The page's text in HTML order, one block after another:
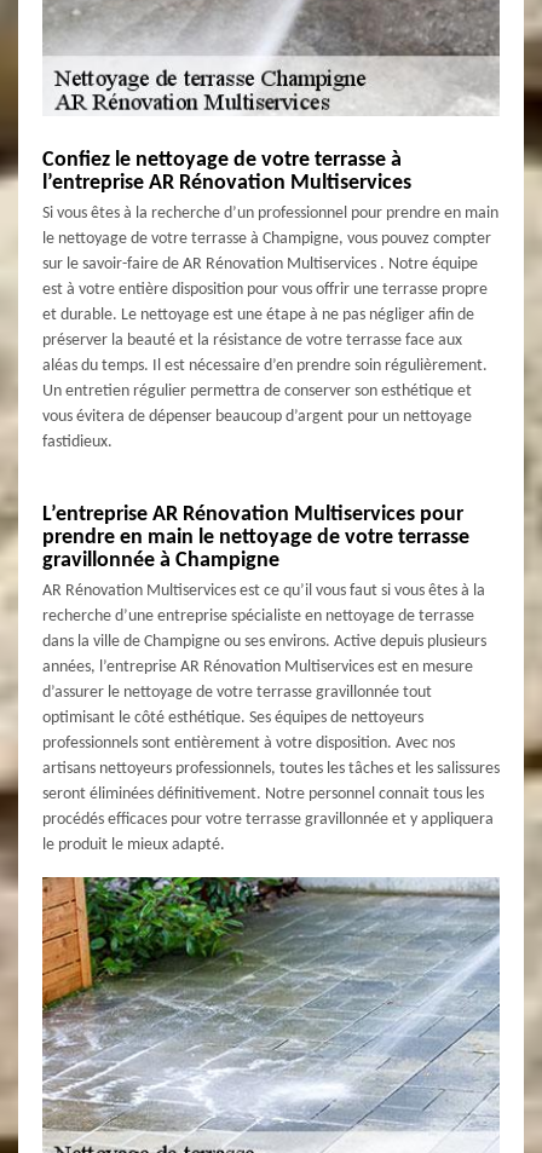
Confiez le nettoyage de votre terrasse à
l’entreprise AR Rénovation Multiservices
Si vous êtes à la recherche d’un professionnel pour prendre en main
le nettoyage de votre terrasse à Champigne, vous pouvez compter
sur le savoir-faire de AR Rénovation Multiservices . Notre équipe
est à votre entière disposition pour vous offrir une terrasse propre
et durable. Le nettoyage est une étape à ne pas négliger afin de
préserver la beauté et la résistance de votre terrasse face aux
aléas du temps. Il est nécessaire d’en prendre soin régulièrement.
Un entretien régulier permettra de conserver son esthétique et
vous évitera de dépenser beaucoup d’argent pour un nettoyage
fastidieux.
L’entreprise AR Rénovation Multiservices pour
prendre en main le nettoyage de votre terrasse
gravillonnée à Champigne
AR Rénovation Multiservices est ce qu’il vous faut si vous êtes à la
recherche d’une entreprise spécialiste en nettoyage de terrasse
dans la ville de Champigne ou ses environs. Active depuis plusieurs
années, l’entreprise AR Rénovation Multiservices est en mesure
d’assurer le nettoyage de votre terrasse gravillonnée tout
optimisant le côté esthétique. Ses équipes de nettoyeurs
professionnels sont entièrement à votre disposition. Avec nos
artisans nettoyeurs professionnels, toutes les tâches et les salissures
seront éliminées définitivement. Notre personnel connait tous les
procédés efficaces pour votre terrasse gravillonnée et y appliquera
le produit le mieux adapté.